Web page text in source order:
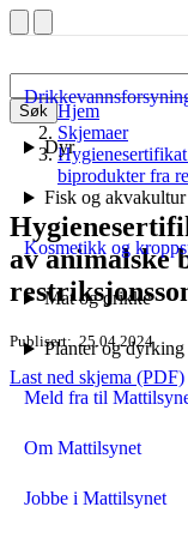
Søk
Dyr
Fisk og akvakultur
Kosmetikk og
Mat og drikke
Planter og dyrking
Meld fra til
Om Mattilsynet
Jobbe i Mattilsynet
Hjem
Skjemaer
biprodukter fra
av animalske
Publisert 25.04.2024
Last ned skjema (PDF)